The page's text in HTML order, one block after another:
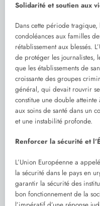
Solidarité et soutien aux
Dans cette période tragique,
condoléances aux familles
rétablissement aux blessés.
de protéger les journalistes,
que les établissements de
croissante des groupes
général, qui devait rouvrir
constitue une double
aux soins de santé dans un
et une instabilité profonde.
Renforcer la sécurité et
L’Union Européenne a
la sécurité dans le pays en
garantir la sécurité des
bon fonctionnement de la